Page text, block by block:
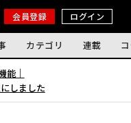
会員登録 ログイン
カテゴリ 連載
能｜
しました